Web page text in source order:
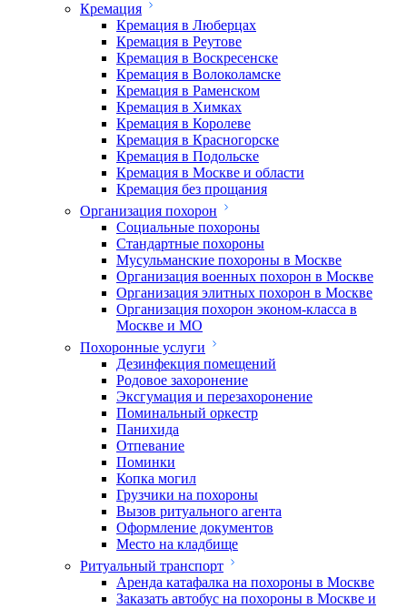
Кремация
Кремация в Люберцах
Кремация в Реутове
Кремация в Воскресенске
Кремация в Волоколамске
Кремация в Раменском
Кремация в Химках
Кремация в Королеве
Кремация в Красногорске
Кремация в Подольске
Кремация в Москве и области
Кремация без прощания
Организация похорон
Социальные похороны
Стандартные похороны
Мусульманские похороны в Москве
Организация военных похорон в Москве
Организация элитных похорон в Москве
Организация похорон эконом-класса в
Москве и МО
Похоронные услуги
Дезинфекция помещений
Родовое захоронение
Эксгумация и перезахоронение
Поминальный оркестр
Панихида
Отпевание
Поминки
Копка могил
Грузчики на похороны
Вызов ритуального агента
Оформление документов
Место на кладбище
Ритуальный транспорт
Аренда катафалка на похороны в Москве
Заказать автобус на похороны в Москве и